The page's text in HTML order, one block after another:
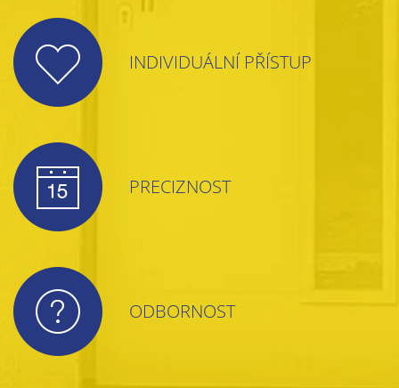
INDIVIDUÁLNÍ PŘÍSTUP
PRECIZNOST
ODBORNOST